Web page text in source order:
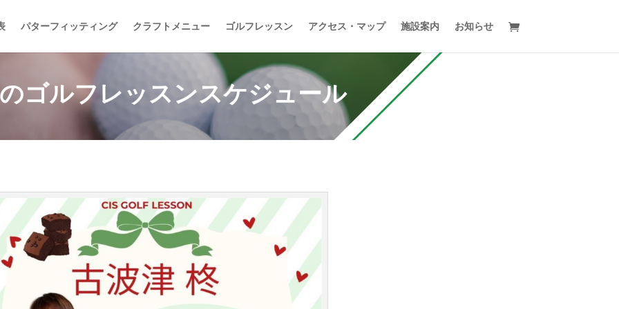
パターフィッティング クラフトメニュー ゴルフレッスン アクセス・マップ 施設案内 お知らせ
ゴルフレッスンスケジュール